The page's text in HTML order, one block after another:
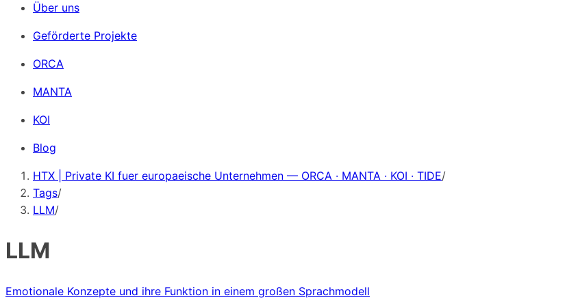
Über uns
Geförderte Projekte
ORCA
MANTA
KOI
Blog
HTX | Private KI fuer europaeische Unternehmen — ORCA · MANTA · KOI · TIDE/
Tags/
LLM/
LLM
Emotionale Konzepte und ihre Funktion in einem großen Sprachmodell